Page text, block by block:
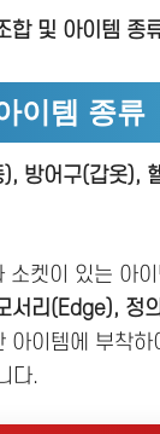
합 및 아이템 종
이템 종류
방어구(갑옷),
소켓이 있는 아
서리(Edge), 정
이템에 부착하
다.